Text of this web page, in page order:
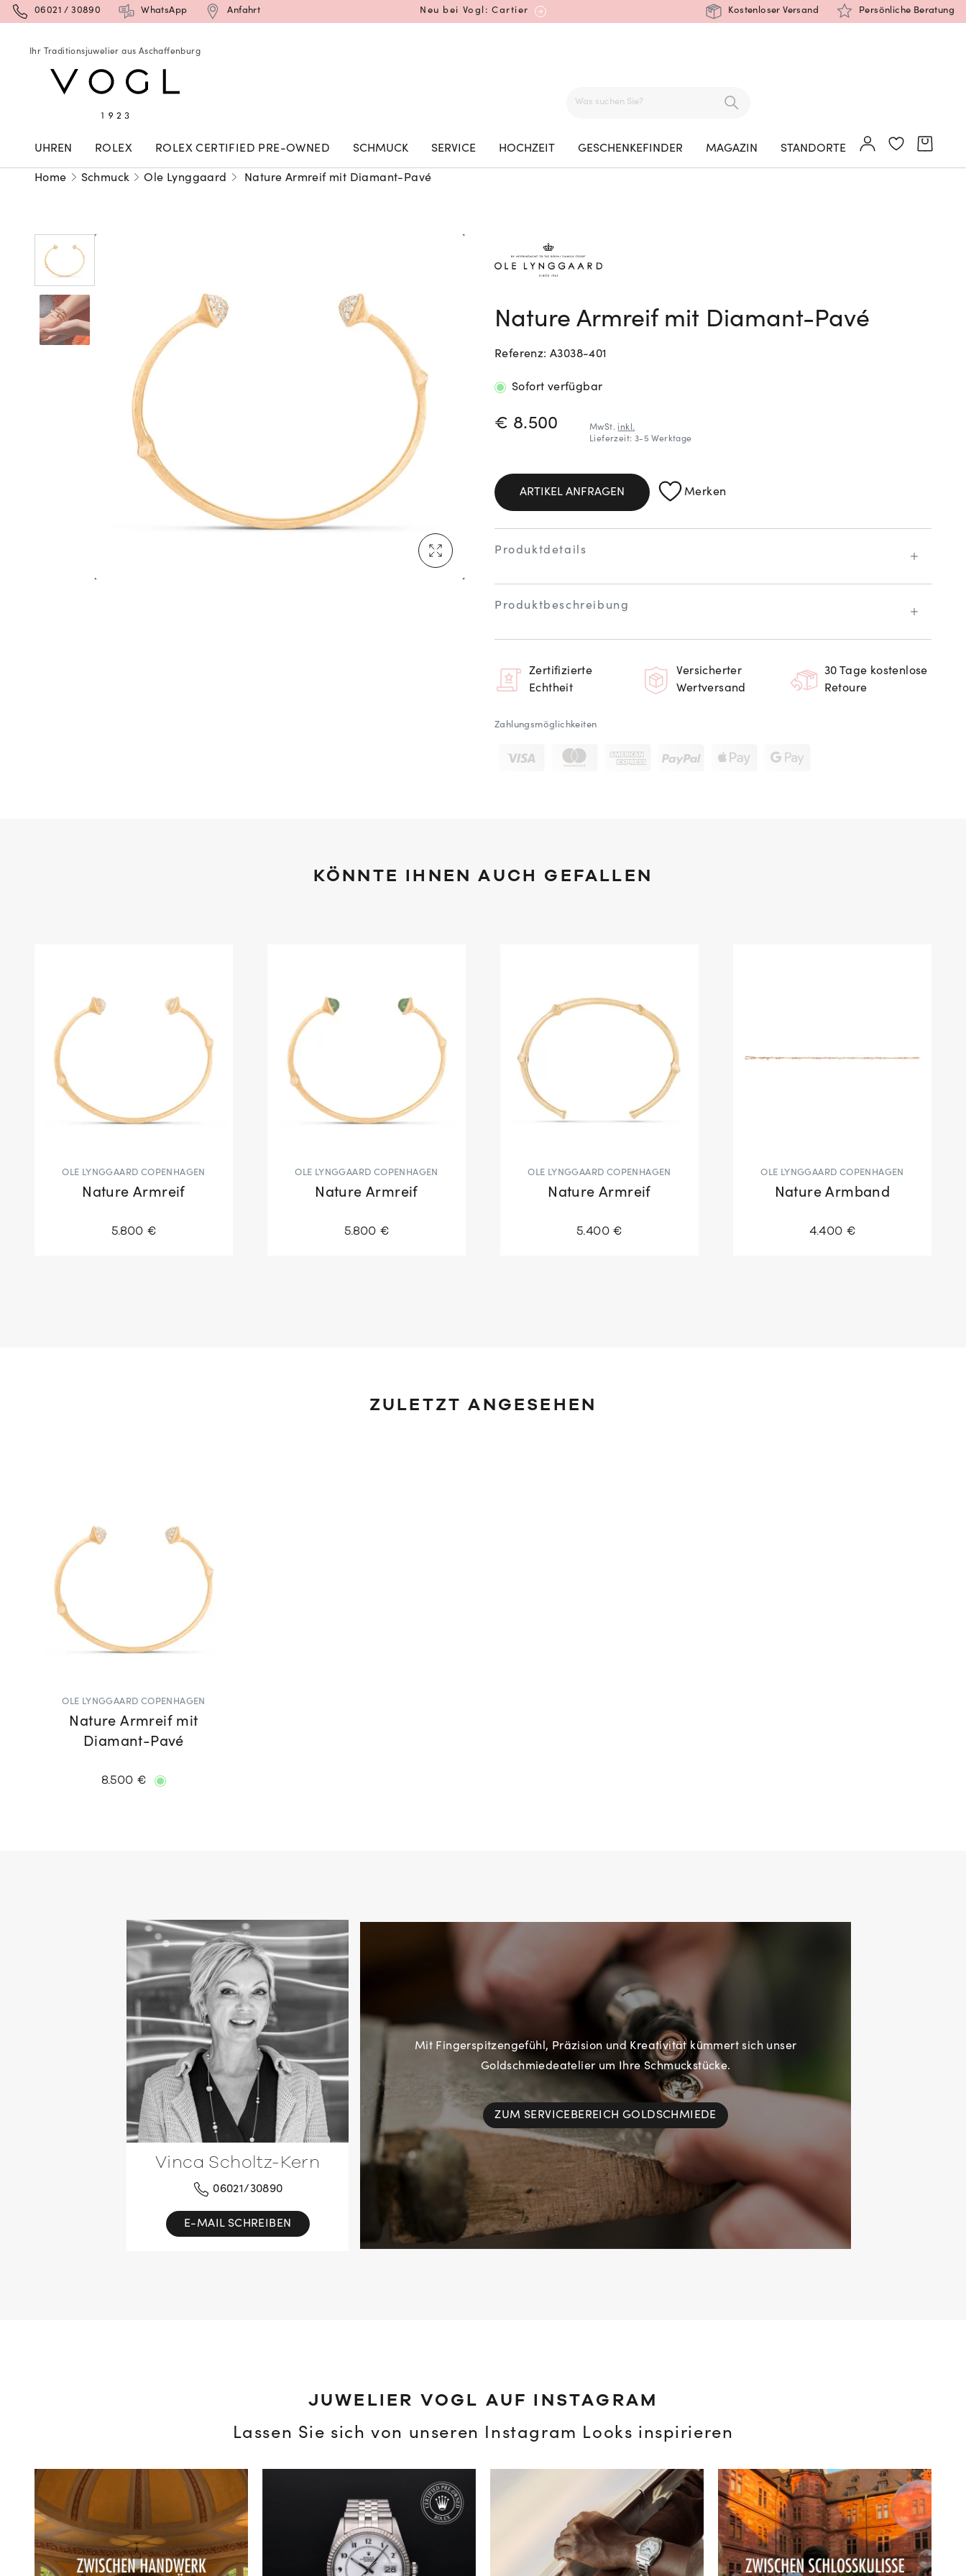
06021 / 30890 WhatsApp Anfahrt Neu bei Vogl: Cartier
Mehr erfahren: Ikonische Uhren von Cartier
Neu bei Vogl: Uhren von Grand Seiko
Mehr erfahren: Ikonische Uhren von Cartier
Rolex Certified Pre-Owned entdecken
Kostenloser Versand Persönliche Beratung
Ihr Traditionsjuwelier aus Aschaffenburg
UHREN ROLEX ROLEX CERTIFIED PRE-OWNED SCHMUCK SERVICE HOCHZEIT GESCHENKEFINDER MAGAZIN STANDORTE
Home Schmuck Ole Lynggaard Nature Armreif mit Diamant-Pavé
Nature Armreif mit Diamant-Pavé
Referenz: A3038-401
Sofort verfügbar
PREISINFORMATIONEN
€ 8.500 MwSt. inkl.
Lieferzeit: 3-5 Werktage
ARTIKEL ANFRAGEN Merken
Produktdetails
Produktbeschreibung
Zertifizierte
Echtheit
Versicherter
Wertversand
30 Tage kostenlose
Retoure
Zahlungsmöglichkeiten
KÖNNTE IHNEN AUCH GEFALLEN
OLE LYNGGAARD COPENHAGEN
Nature Armreif
5.800 €
OLE LYNGGAARD COPENHAGEN
Nature Armreif
5.800 €
OLE LYNGGAARD COPENHAGEN
Nature Armreif
5.400 €
OLE LYNGGAARD COPENHAGEN
Nature Armband
4.400 €
ZULETZT ANGESEHEN
OLE LYNGGAARD COPENHAGEN
Nature Armreif mit
Diamant-Pavé
8.500 €
Mit Fingerspitzengefühl, Präzision und Kreativität kümmert sich unser
Goldschmiedeatelier um Ihre Schmuckstücke.
ZUM SERVICEBEREICH GOLDSCHMIEDE
Vinca Scholtz-Kern
06021/30890
E-MAIL SCHREIBEN
JUWELIER VOGL AUF INSTAGRAM
Lassen Sie sich von unseren Instagram Looks inspirieren